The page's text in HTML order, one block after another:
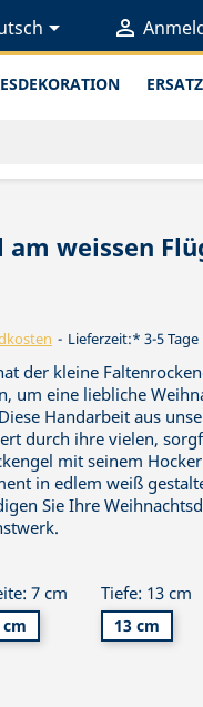
 
weissen
Lieferzeit:* 3-5 Tage
der kleine
um eine liebliche
Handarbeit aus
durch ihre vielen,
mit seinem
in edlem weiß
Sie Ihre
7 cm
cm
Tiefe: 13 cm
13 cm